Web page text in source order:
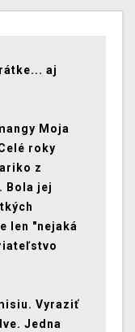
aj
Moja
roky
z
Bola jej
len "nejaká
Vyraziť
Jedna